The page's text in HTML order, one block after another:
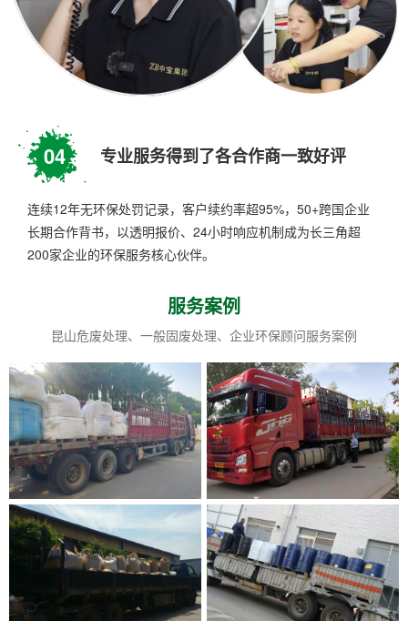
04 专业服务得到了各合作商一致好评
连续12年无环保处罚记录，客户续约率超95%，50+跨国企业
长期合作背书，以透明报价、24小时响应机制成为长三角超
200家企业的环保服务核心伙伴。
服务案例
昆山危废处理、一般固废处理、企业环保顾问服务案例
更多 更多
更多 更多